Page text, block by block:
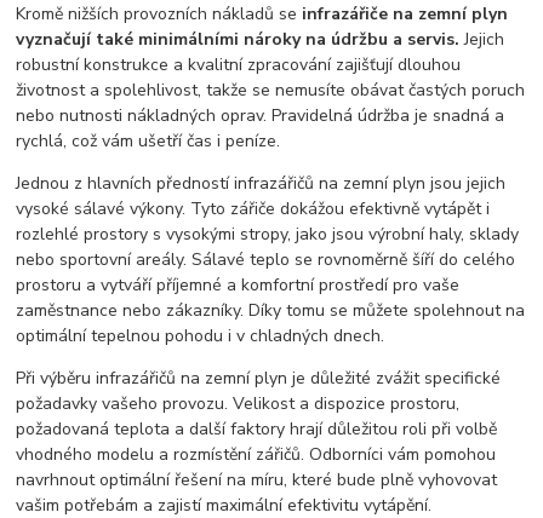
Kromě nižších provozních nákladů se infrazářiče na zemní plyn
vyznačují také minimálními nároky na údržbu a servis. Jejich
robustní konstrukce a kvalitní zpracování zajišťují dlouhou
životnost a spolehlivost, takže se nemusíte obávat častých poruch
nebo nutnosti nákladných oprav. Pravidelná údržba je snadná a
rychlá, což vám ušetří čas i peníze.
Jednou z hlavních předností infrazářičů na zemní plyn jsou jejich
vysoké sálavé výkony. Tyto zářiče dokážou efektivně vytápět i
rozlehlé prostory s vysokými stropy, jako jsou výrobní haly, sklady
nebo sportovní areály. Sálavé teplo se rovnoměrně šíří do celého
prostoru a vytváří příjemné a komfortní prostředí pro vaše
zaměstnance nebo zákazníky. Díky tomu se můžete spolehnout na
optimální tepelnou pohodu i v chladných dnech.
Při výběru infrazářičů na zemní plyn je důležité zvážit specifické
požadavky vašeho provozu. Velikost a dispozice prostoru,
požadovaná teplota a další faktory hrají důležitou roli při volbě
vhodného modelu a rozmístění zářičů. Odborníci vám pomohou
navrhnout optimální řešení na míru, které bude plně vyhovovat
vašim potřebám a zajistí maximální efektivitu vytápění.